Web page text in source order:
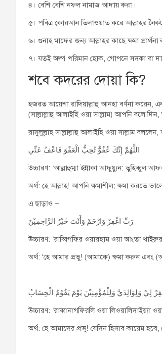
৪। বেশি বেশি নফল নামাজ আদায় করা।
৫। পবিত্র কোরআন তিলাওয়াত করে আল্লাহর
৬। গুনাহ মাফের জন্য আল্লাহর কাছে ক্ষমা প্রার্থনা
৭। যতই অল্প পরিমান হোক, গোপনে সদকা বা
শবে কদরের দোয়া কি?
হজরত আয়েশা রাদিয়াল্লাহু আনহা বর্ণনা করেন,
(সাল্লাল্লাহু আলাইহি ওয়া সাল্লাম) আপনি বলে
রাসুলুল্লাহ সাল্লাল্লাহু আলাইহি ওয়া সাল্লাম
اللَّهُمَّ إِنَّكَ عُفُوٌّ تُحِبُّ الْعَفْوَ فَاعْفُ عَنِّي
উচ্চারণ: ‘আল্লাহুম্মা ইন্নাকা আফুয়্যুন; তুহিব্বুল
অর্থ: হে আল্লাহ! আপনি ক্ষমাশীল; ক্ষমা করতে
এ ছাড়াও –
رَبِّ اغْفِرْ وَارْحَمْ وَأَنْتَ خَيْرُ الرَّاحِمِيْنَ
উচ্চারণ: ‘রাব্বিগফির ওয়ারহাম ওয়া আংতা খাইরুর
অর্থ: ‘হে আমার প্রভু! (আমাকে) ক্ষমা করুন এবং
لِيْ وَلِوَالِدَيَّ وَلِلْمُؤْمِنِيْنَ يَوْمَ يَقُوْمُ الْحِسَابُ
উচ্চারণ: ‘রাব্বানাগফিরলি ওয়া লিওয়ালিদাইয়্যা
অর্থ: হে আমাদের প্রভু! যেদিন হিসাব কায়েম